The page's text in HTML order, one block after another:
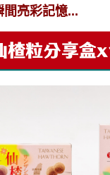
亮彩記憶...